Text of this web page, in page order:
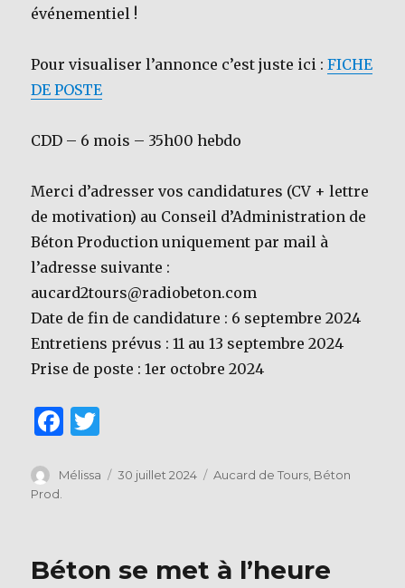
événementiel !
Pour visualiser l’annonce c’est juste ici :FICHE
DE POSTE
CDD – 6 mois – 35h00 hebdo
Merci d’adresser vos candidatures (CV + lettre
de motivation) au Conseil d’Administration de
Béton Production uniquement par mail à
l’adresse suivante :
aucard2tours@radiobeton.com
Date de fin de candidature : 6 septembre 2024
Entretiens prévus : 11 au 13 septembre 2024
Prise de poste : 1er octobre 2024
F
c
o
it
Auteur
Mélissa
Publié
30 juillet 2024 Catégories
Aucard de Tours, Béton
Prod.
Béton se met à l’heure